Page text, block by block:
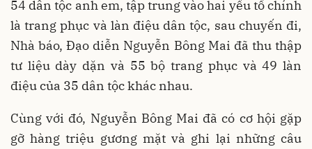
54 dân tộc anh em, tập trung vào hai yếu tố chính
là trang phục và làn điệu dân tộc, sau chuyến đi,
Nhà báo, Đạo diễn Nguyễn Bông Mai đã thu thập
tư liệu dày dặn và 55 bộ trang phục và 49 làn
điệu của 35 dân tộc khác nhau.
Cùng với đó, Nguyễn Bông Mai đã có cơ hội gặp
gỡ hàng triệu gương mặt và ghi lại những câu